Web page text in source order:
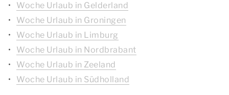
Woche Urlaub in Gelderland
Woche Urlaub in Groningen
Woche Urlaub in Limburg
Woche Urlaub in Nordbrabant
Woche Urlaub in Zeeland
Woche Urlaub in Südholland